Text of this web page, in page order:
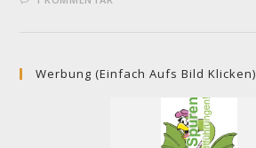
Werbung (einfach Aufs Bild Klicken)